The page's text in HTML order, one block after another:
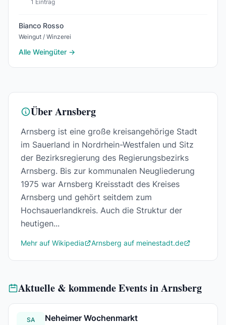
1 Eintrag
Bianco Rosso
Weingut / Winzerei
Alle Weingüter →
Über Arnsberg
Arnsberg ist eine große kreisangehörige Stadt
im Sauerland in Nordrhein-Westfalen und Sitz
der Bezirksregierung des Regierungsbezirks
Arnsberg. Bis zur kommunalen Neugliederung
1975 war Arnsberg Kreisstadt des Kreises
Arnsberg und gehört seitdem zum
Hochsauerlandkreis. Auch die Struktur der
heutigen...
Mehr auf Wikipedia Arnsberg auf meinestadt.de
Aktuelle & kommende Events in Arnsberg
SA Neheimer Wochenmarkt